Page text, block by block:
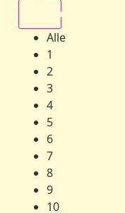
Alle
1
2
3
4
5
6
7
8
9
10